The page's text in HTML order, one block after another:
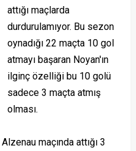
attığı maçlarda
durdurulamıyor. Bu sezon
oynadığı 22 maçta 10 gol
atmayı başaran Noyan'ın
ilginç özelliği bu 10 golü
sadece 3 maçta atmış
olması.
maçında attığı 3